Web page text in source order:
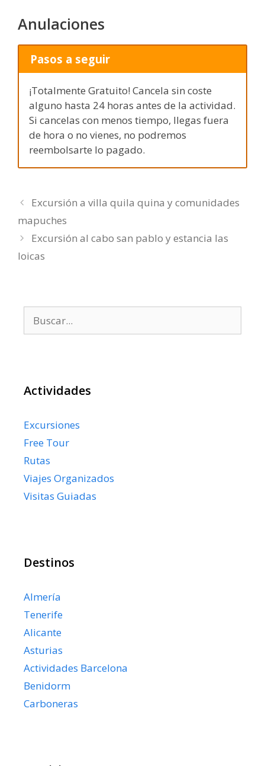
Anulaciones
Pasos a seguir
¡Totalmente Gratuito! Cancela sin coste
alguno hasta 24 horas antes de la actividad.
Si cancelas con menos tiempo, llegas fuera
de hora o no vienes, no podremos
reembolsarte lo pagado.
Excursión a villa quila quina y comunidades
mapuches
Excursión al cabo san pablo y estancia las
loicas
Actividades
Excursiones
Free Tour
Rutas
Viajes Organizados
Visitas Guiadas
Destinos
Almería
Tenerife
Alicante
Asturias
Actividades Barcelona
Benidorm
Carboneras